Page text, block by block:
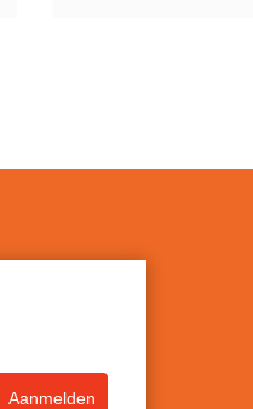
Aanmelden